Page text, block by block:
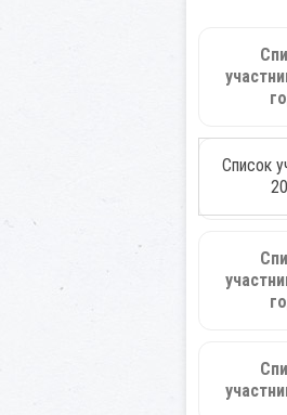
Список